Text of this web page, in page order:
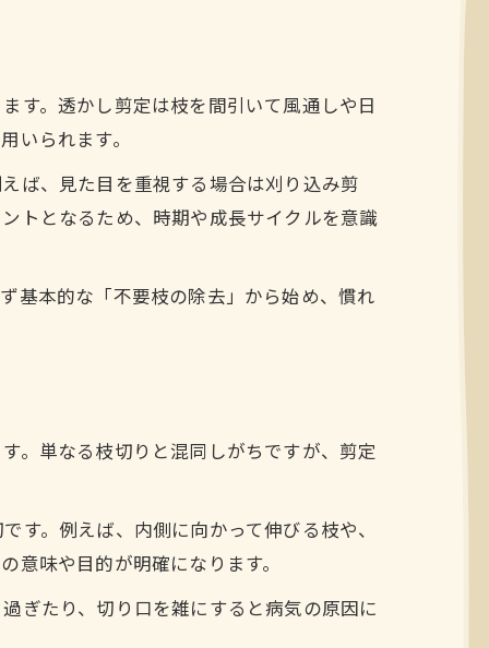
す。透かし剪定は枝を間引いて風通しや日
いられます。
ば、見た目を重視する場合は刈り込み剪
トとなるため、時期や成長サイクルを意識
基本的な「不要枝の除去」から始め、慣れ
。単なる枝切りと混同しがちですが、剪定
。例えば、内側に向かって伸びる枝や、
味や目的が明確になります。
ぎたり、切り口を雑にすると病気の原因に